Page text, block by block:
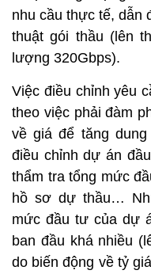
nhu cầu thực tế, dẫn
thuật gói thầu (lên
lượng 320Gbps).
Việc điều chỉnh yêu
theo việc phải đàm
về giá để tăng
điều chỉnh dự án
thẩm tra tổng mức
hồ sơ dự thầu…
mức đầu tư của dự
ban đầu khá nhiều
do biến động về tỷ